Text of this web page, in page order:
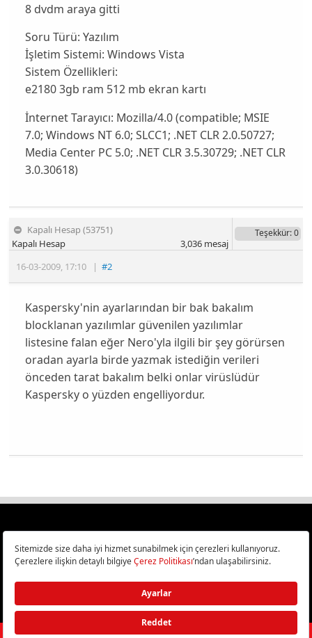
8 dvdm araya gitti
Soru Türü: Yazılım
İşletim Sistemi: Windows Vista
Sistem Özellikleri:
e2180 3gb ram 512 mb ekran kartı
İnternet Tarayıcı: Mozilla/4.0 (compatible; MSIE
7.0; Windows NT 6.0; SLCC1; .NET CLR 2.0.50727;
Media Center PC 5.0; .NET CLR 3.5.30729; .NET CLR
3.0.30618)
Kapalı Hesap (53751)
16-03-2009, 17:10 |#2
Kapalı Hesap
Teşekkür: 0
3,036mesaj
Kaspersky'nin ayarlarından bir bak bakalım
blocklanan yazılımlar güvenilen yazılımlar
listesine falan eğer Nero'yla ilgili bir şey görürsen
oradan ayarla birde yazmak istediğin verileri
önceden tarat bakalım belki onlar virüslüdür
Kaspersky o yüzden engelliyordur.
Türkiye
Bilişim ve Teknoloji Haberleri CHIP Online’da!